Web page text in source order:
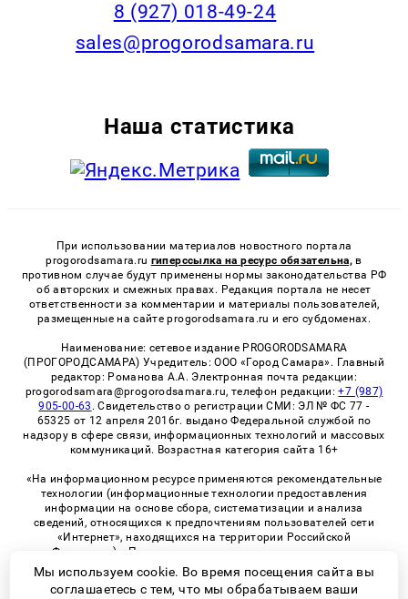
8 (927) 018-49-24
sales@progorodsamara.ru
Наша статистика
При использовании материалов новостного портала
progorodsamara.ru гиперссылка на ресурс обязательна, в
противном случае будут применены нормы законодательства РФ
об авторских и смежных правах. Редакция портала не несет
ответственности за комментарии и материалы пользователей,
размещенные на сайте progorodsamara.ru и его субдоменах.
Наименование: сетевое издание PROGORODSAMARA
(ПРОГОРОДСАМАРА) Учредитель: ООО «Город Самара». Главный
редактор: Романова А.А. Электронная почта редакции:
progorodsamara@progorodsamara.ru, телефон редакции:+7 (987)
905-00-63 . Свидетельство о регистрации СМИ: ЭЛ № ФС 77 -
65325 от 12 апреля 2016г. выдано Федеральной службой по
надзору в сфере связи, информационных технологий и массовых
коммуникаций. Возрастная категория сайта 16+
«На информационном ресурсе применяются рекомендательные
технологии (информационные технологии предоставления
информации на основе сбора, систематизации и анализа
сведений, относящихся к предпочтениям пользователей сети
«Интернет», находящихся на территории Российской
Федерации)». Правила применения рекомендательных
технологий в виджетах рекламно-обменной сети
«СМИ2» (PDF)
Мы используем cookie. Во время посещения сайта вы
соглашаетесь с тем, что мы обрабатываем ваши